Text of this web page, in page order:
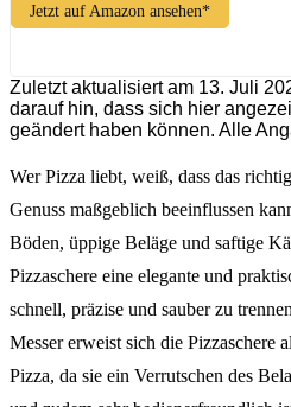
Jetzt auf Amazon ansehen*
Zuletzt aktualisiert am 13. Juli
darauf hin, dass sich hier
geändert haben können. Alle
Wer Pizza liebt, weiß, dass das
Genuss maßgeblich beeinflussen
Böden, üppige Beläge und saftige
Pizzaschere eine elegante und
schnell, präzise und sauber zu
Messer erweist sich die Pizzaschere
Pizza, da sie ein Verrutschen des